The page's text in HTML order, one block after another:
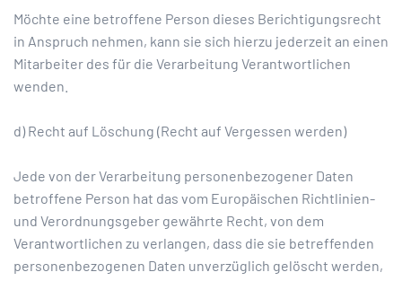
Möchte eine betroffene Person dieses Berichtigungsrecht
in Anspruch nehmen, kann sie sich hierzu jederzeit an einen
Mitarbeiter des für die Verarbeitung Verantwortlichen
wenden.
d) Recht auf Löschung (Recht auf Vergessen werden)
Jede von der Verarbeitung personenbezogener Daten
betroffene Person hat das vom Europäischen Richtlinien-
und Verordnungsgeber gewährte Recht, von dem
Verantwortlichen zu verlangen, dass die sie betreffenden
personenbezogenen Daten unverzüglich gelöscht werden,